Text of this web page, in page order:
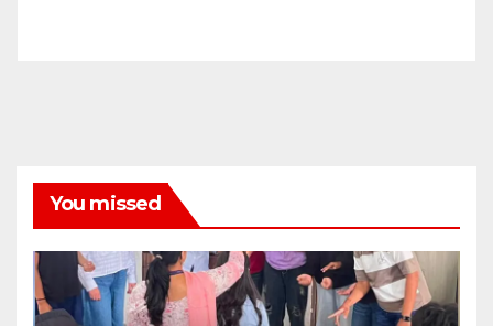
You missed